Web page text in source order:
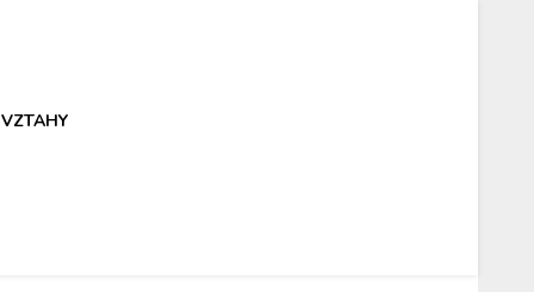
VZTAHY